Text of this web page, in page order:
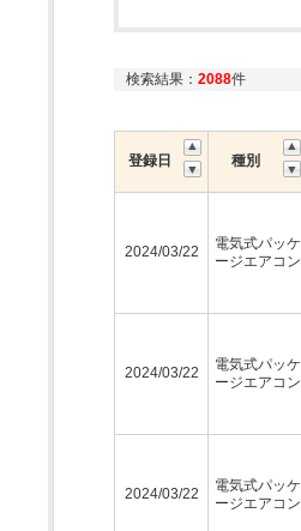
検索結果： 2088件
登録日 種別
2024/03/22
電気式パッケ
ージエアコン
2024/03/22
電気式パッケ
ージエアコン
2024/03/22
電気式パッケ
ージエアコン